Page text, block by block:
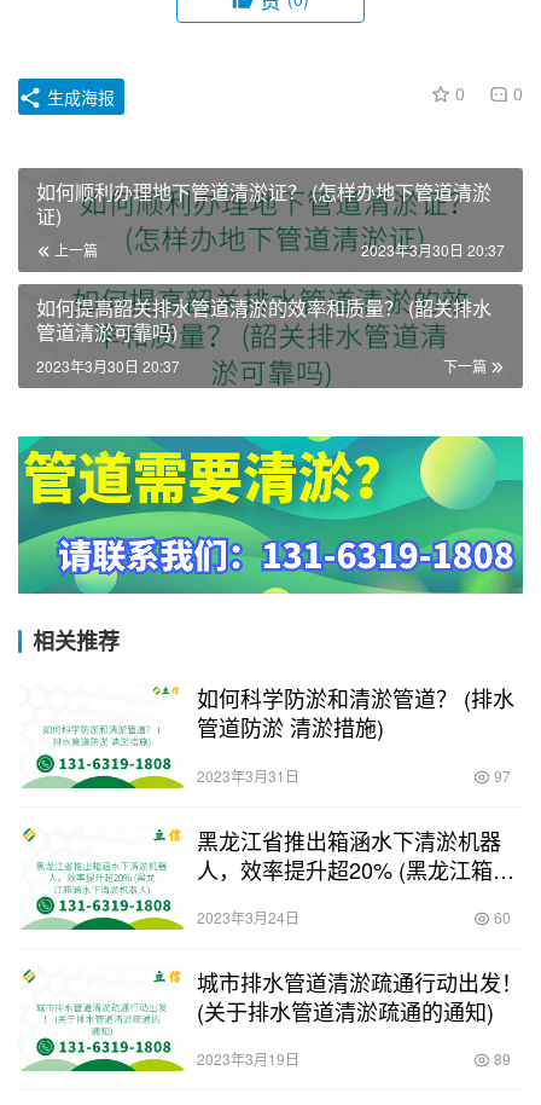
0 0
生成海报
如何顺利办理地下管道清淤证？ (怎样办地下管道清淤
证)
上一篇 2023年3月30日 20:37
如何提高韶关排水管道清淤的效率和质量？ (韶关排水
管道清淤可靠吗)
下一篇
2023年3月30日 20:37
相关推荐
如何科学防淤和清淤管道？ (排水
管道防淤 清淤措施)
2023年3月31日 97
黑龙江省推出箱涵水下清淤机器
人，效率提升超20% (黑龙江箱涵
2023年3月24日 60
城市排水管道清淤疏通行动出发！
(关于排水管道清淤疏通的通知)
2023年3月19日 89